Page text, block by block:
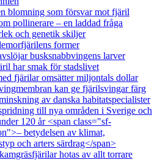
blomning som försvar mot fjäril
pollinerare – en laddad fråga
och genetik skiljer
former
busksnabbvingens larver
har smak för stadslivet
fjärilar omsätter miljontals dollar
kan ge fjärilsvingar färg
av danska habitatspecialister
till nya områden i Sverige och
120 år <span class="sf-
betydelsen av klimat,
och arters särdrag</span>
hotas av allt torrare